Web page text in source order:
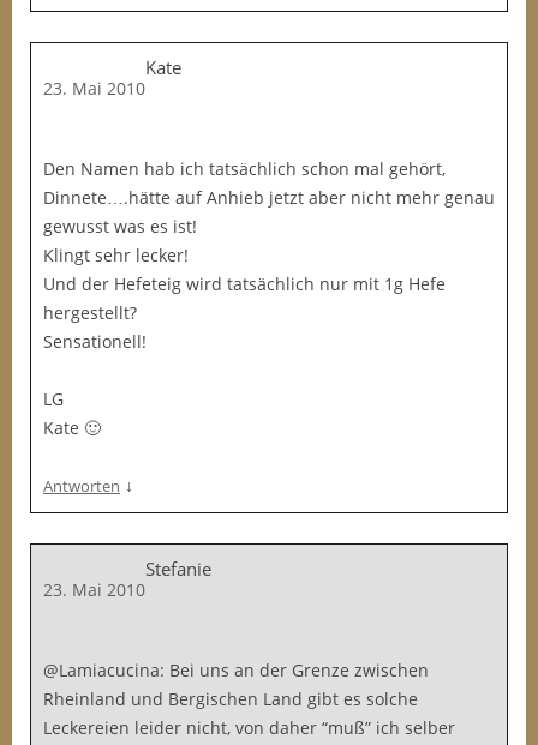
Kate
23. Mai 2010
Den Namen hab ich tatsächlich schon mal gehört,
Dinnete….hätte auf Anhieb jetzt aber nicht mehr genau
gewusst was es ist!
Klingt sehr lecker!
Und der Hefeteig wird tatsächlich nur mit 1g Hefe
hergestellt?
Sensationell!
LG
Kate 🙂
Antworten ↓
Stefanie
23. Mai 2010
@Lamiacucina: Bei uns an der Grenze zwischen
Rheinland und Bergischen Land gibt es solche
Leckereien leider nicht, von daher “muß” ich selber